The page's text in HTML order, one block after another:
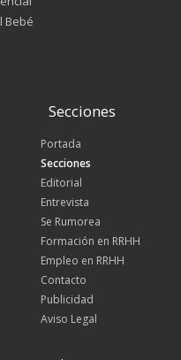
Bebé
Secciones
Portada
Secciones
Editorial
Entrevista
Se Rumorea
Formación en RRHH
Empleo en RRHH
Contacto
Publicidad
Aviso Legal